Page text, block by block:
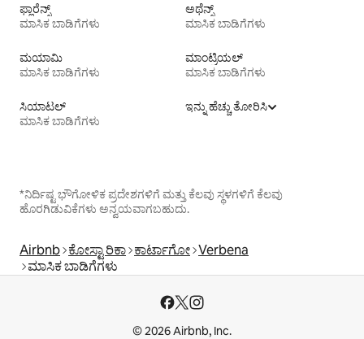
ಫ್ಲಾರೆನ್ಸ್
ಮಾಸಿಕ ಬಾಡಿಗೆಗಳು
ಅಥೆನ್ಸ್
ಮಾಸಿಕ ಬಾಡಿಗೆಗಳು
ಮಯಾಮಿ
ಮಾಸಿಕ ಬಾಡಿಗೆಗಳು
ಮಾಂಟ್ರಿಯಲ್
ಮಾಸಿಕ ಬಾಡಿಗೆಗಳು
ಸಿಯಾಟಲ್
ಮಾಸಿಕ ಬಾಡಿಗೆಗಳು
ಇನ್ನು ಹೆಚ್ಚು ತೋರಿಸಿ
*ನಿರ್ದಿಷ್ಟ ಭೌಗೋಳಿಕ ಪ್ರದೇಶಗಳಿಗೆ ಮತ್ತು ಕೆಲವು ಸ್ಥಳಗಳಿಗೆ ಕೆಲವು
ಹೊರಗಿಡುವಿಕೆಗಳು ಅನ್ವಯವಾಗಬಹುದು.
Airbnb ಕೋಸ್ಟಾ ರಿಕಾ ಕಾರ್ಟಾಗೋ Verbena
ಮಾಸಿಕ ಬಾಡಿಗೆಗಳು
© 2026 Airbnb, Inc.